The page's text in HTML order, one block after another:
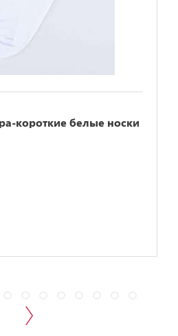
короткие белые носки